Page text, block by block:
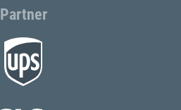
Partner